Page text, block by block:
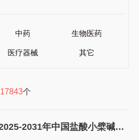
中药 生物医药
医疗器械 其它
17843个
2025-2031年中国盐酸小檗碱行业市场需求分析及前景战略分析报告